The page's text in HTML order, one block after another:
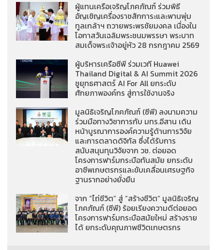
ผู้แทนเครือเจริญโภคภัณฑ์ ร่วมพิธี
อัญเชิญเครื่องราชสักการะและพานพุ่ม
ทูลเกล้าฯ ถวายพระพรชัยมงคล เนื่องใน
โอกาสวันเฉลิมพระชนมพรรษา พระบาท
สมเด็จพระเจ้าอยู่หัว 28 กรกฎาคม 2569
ผู้บริหารเครือซีพี ร่วมเวที Huawei
Thailand Digital & AI Summit 2026
ชูยุทธศาสตร์ AI For All ยกระดับ
ศักยภาพองค์กร สู่การใช้งานจริง
มูลนิธิเจริญโภคภัณฑ์ (ซีพี) ลงนามความ
ร่วมมือทางวิชาการกับ มทร.อีสาน เดิน
หน้าบูรณาการองค์ความรู้ด้านการวิจัย
และการตลาดดิจิทัล ซึ่งได้รับการ
สนับสนุนทุนวิจัยจาก วช. ต่อยอด
โครงการฟาร์มกระบือทันสมัย ยกระดับ
อาชีพเกษตรกรและขับเคลื่อนเศรษฐกิจ
ฐานรากอย่างยั่งยืน
จาก “ไถ่ชีวิต” สู่ “สร้างชีวิต” มูลนิธิเจริญ
โภคภัณฑ์ (ซีพี) ร้อยเรียงความดีต่อยอด
โครงการฟาร์มกระบือสมัยใหม่ สร้างราย
ได้ ยกระดับคุณภาพชีวิตเกษตรกร